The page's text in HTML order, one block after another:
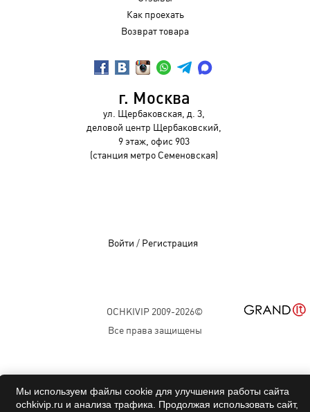
Как проехать
Возврат товара
г. Москва
ул. Щербаковская, д. 3,
деловой центр Щербаковский,
9 этаж, офис 903
(станция метро Семеновская)
Войти / Регистрация
OCHKIVIP 2009-2026©
Все права защищены
Мы используем файлы cookie для улучшения работы сайта
ochkivip.ru и анализа трафика. Продолжая использовать сайт,